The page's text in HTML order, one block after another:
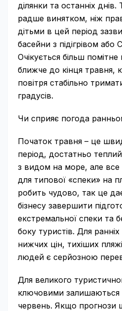
ділянки та останніх днів.
радше винятком, ніж
дітьми в цей період
басейни з підігрівом або
Очікується більш
ближче до кінця травня,
повітря стабільно
градусів.
Чи сприяє погода
Початок травня – це
період, достатньо
з видом на море, але
для типової «спеки» на
робить чудово, так це
бізнесу завершити
екстремальної спеки та
боку туристів. Для ранніх
нижчих цін, тихіших
людей є серйозною
Для великого
ключовими залишаються
червень. Якщо прогнози